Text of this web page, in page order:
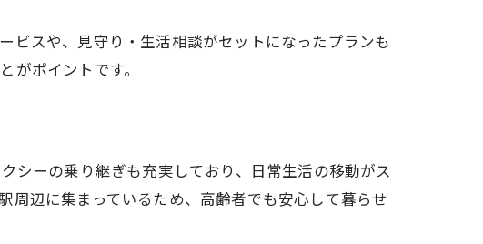
ー
準
し方
介
ビスや、見守り・生活相談がセットになったプランも
ポイントです。
シーの乗り継ぎも充実しており、日常生活の移動がス
周辺に集まっているため、高齢者でも安心して暮らせ